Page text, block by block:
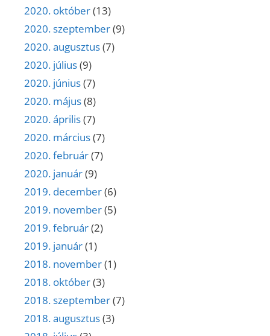
2020. október(13)
2020. szeptember(9)
2020. augusztus(7)
2020. július(9)
2020. június(7)
2020. május(8)
2020. április(7)
2020. március(7)
2020. február(7)
2020. január(9)
2019. december(6)
2019. november(5)
2019. február(2)
2019. január(1)
2018. november(1)
2018. október(3)
2018. szeptember(7)
2018. augusztus(3)